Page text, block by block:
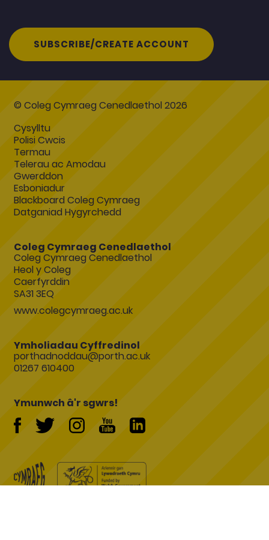
SUBSCRIBE/CREATE ACCOUNT
© Coleg Cymraeg Cenedlaethol 2026
Cysylltu
Polisi Cwcis
Termau
Telerau ac Amodau
Gwerddon
Esboniadur
Blackboard Coleg Cymraeg
Datganiad Hygyrchedd
Coleg Cymraeg Cenedlaethol
Coleg Cymraeg Cenedlaethol
Heol y Coleg
Caerfyrddin
SA31 3EQ
www.colegcymraeg.ac.uk
Ymholiadau Cyffredinol
porthadnoddau@porth.ac.uk
01267 610400
Ymunwch â'r sgwrs!